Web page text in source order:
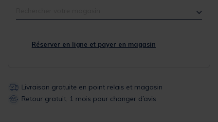
Réserver en ligne et payer en magasin
Livraison gratuite en point relais et magasin
Retour gratuit, 1 mois pour changer d’avis